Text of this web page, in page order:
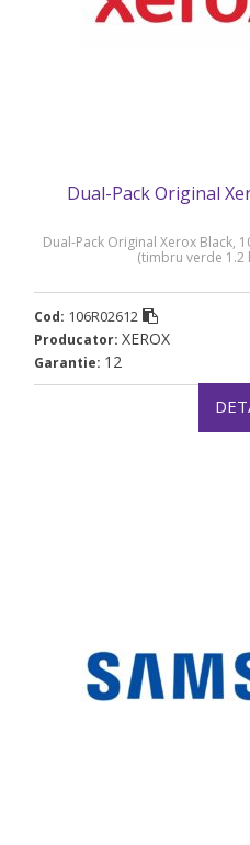
Dual-Pack Original
Dual-Pack Original Xerox Black,
(timbru verde 1.2
Cod: 106R02612
Producator: XEROX
Garantie: 12